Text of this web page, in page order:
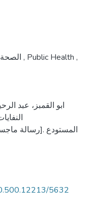
الصحة , Public Health ,
5632